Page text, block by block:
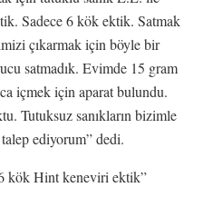
Sadece 6 kök ektik. Satmak
çıkarmak için böyle bir
satmadık. Evimde 15 gram
içmek için aparat bulundu.
Tutuksuz sanıkların bizimle
ediyorum” dedi.
kök Hint keneviri ektik”